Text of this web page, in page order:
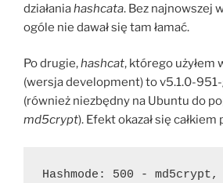
działaniahashcata. Bez najnowszej
ogóle nie dawał się tam łamać.
Po drugie,hashcat, którego użyłem
(wersja development) to v5.1.0-
(również niezbędny na Ubuntu do
md5crypt). Efekt okazał się
Hashmode: 500 -